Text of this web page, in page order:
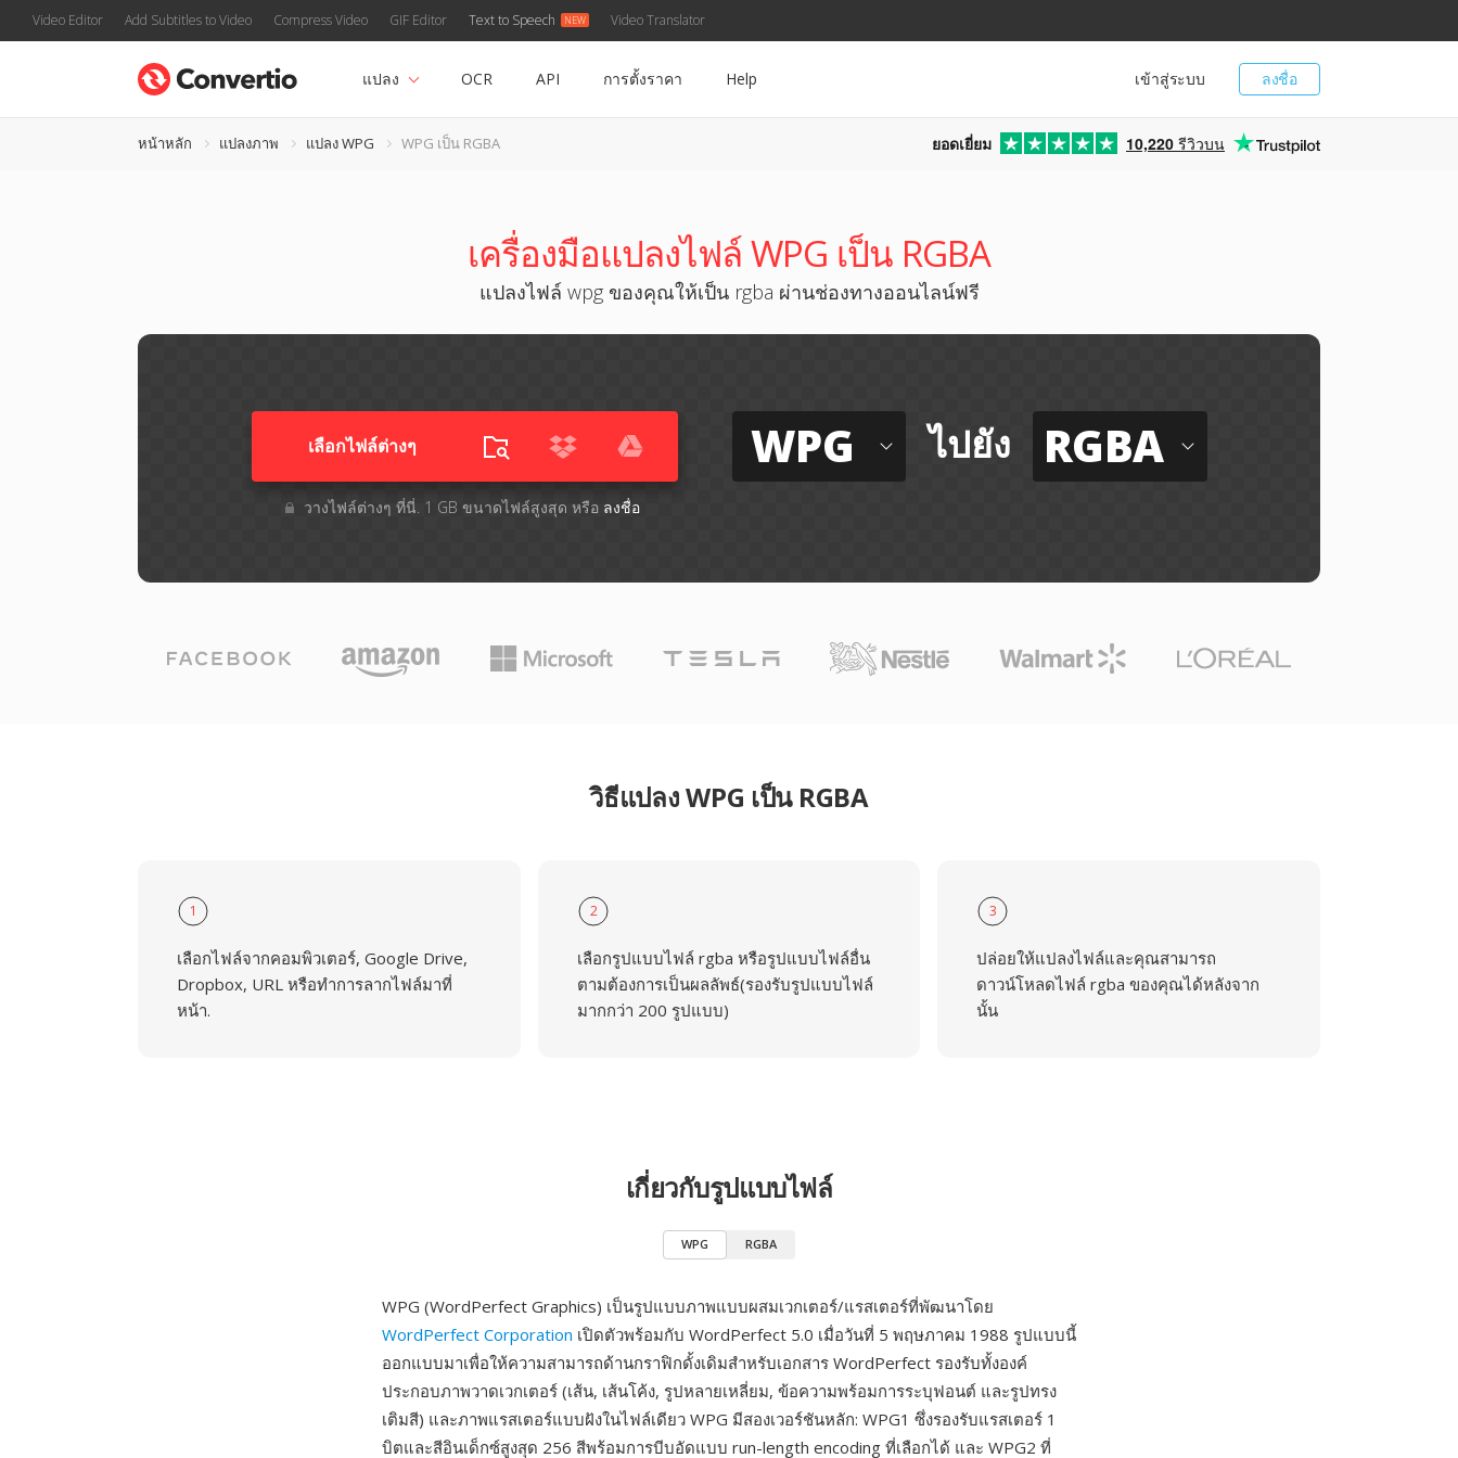
Video Editor Add Subtitles to Video Compress Video GIF Editor Text to Speech Video Translator
ลงชื่อ
เข้าสู่ระบบ
แปลง OCR API การตั้งราคา Help
หน้าหลัก แปลงภาพ แปลง WPG WPG เป็น RGBA ยอดเยี่ยม 10,220 รีวิวบน
เครื่องมือแปลงไฟล์ WPG เป็น RGBA
แปลงไฟล์ wpg ของคุณให้เป็น rgba ผ่านช่องทางออนไลน์ฟรี
เลือกไฟล์ต่างๆ​
วางไฟล์ต่างๆ​ ที่นี่. 1 GB ขนาดไฟล์สูงสุด หรือ ลงชื่อ
WPG ไปยัง RGBA
วิธีแปลง WPG เป็น RGBA
1
เลือกไฟล์จากคอมพิวเตอร์, Google Drive,
Dropbox, URL หรือทำการลากไฟล์มาที่
หน้า.
2
เลือกรูปแบบไฟล์ rgba หรือรูปแบบไฟล์อื่น
ตามต้องการเป็นผลลัพธ์(รองรับรูปแบบไฟล์
มากกว่า 200 รูปแบบ)
3
ปล่อยให้แปลงไฟล์และคุณสามารถ
ดาวน์โหลดไฟล์ rgba ของคุณได้หลังจาก
นั้น
เกี่ยวกับรูปแบบไฟล์
WPG RGBA
WPG (WordPerfect Graphics) เป็นรูปแบบภาพแบบผสมเวกเตอร์/แรสเตอร์ที่พัฒนาโดย
WordPerfect Corporation เปิดตัวพร้อมกับ WordPerfect 5.0 เมื่อวันที่ 5 พฤษภาคม 1988 รูปแบบนี้
ออกแบบมาเพื่อให้ความสามารถด้านกราฟิกดั้งเดิมสำหรับเอกสาร WordPerfect รองรับทั้งองค์
ประกอบภาพวาดเวกเตอร์ (เส้น, เส้นโค้ง, รูปหลายเหลี่ยม, ข้อความพร้อมการระบุฟอนต์ และรูปทรง
เติมสี) และภาพแรสเตอร์แบบฝังในไฟล์เดียว WPG มีสองเวอร์ชันหลัก: WPG1 ซึ่งรองรับแรสเตอร์ 1
บิตและสีอินเด็กซ์สูงสุด 256 สีพร้อมการบีบอัดแบบ run-length encoding ที่เลือกได้ และ WPG2 ที่